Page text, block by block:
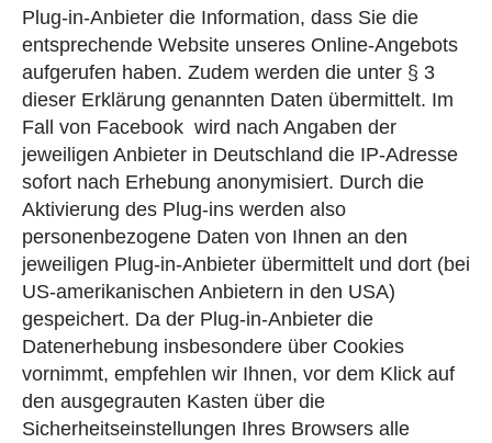
Plug-in-Anbieter die Information, dass Sie die
entsprechende Website unseres Online-Angebots
aufgerufen haben. Zudem werden die unter § 3
dieser Erklärung genannten Daten übermittelt. Im
Fall von Facebook wird nach Angaben der
jeweiligen Anbieter in Deutschland die IP-Adresse
sofort nach Erhebung anonymisiert. Durch die
Aktivierung des Plug-ins werden also
personenbezogene Daten von Ihnen an den
jeweiligen Plug-in-Anbieter übermittelt und dort (bei
US-amerikanischen Anbietern in den USA)
gespeichert. Da der Plug-in-Anbieter die
Datenerhebung insbesondere über Cookies
vornimmt, empfehlen wir Ihnen, vor dem Klick auf
den ausgegrauten Kasten über die
Sicherheitseinstellungen Ihres Browsers alle